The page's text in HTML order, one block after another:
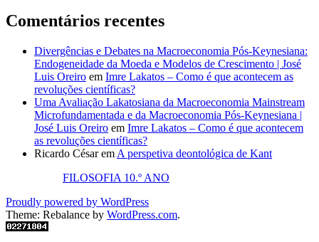
Comentários recentes
Divergências e Debates na Macroeconomia Pós-Keynesiana:
Endogeneidade da Moeda e Modelos de Crescimento | José
Luis Oreiro em Imre Lakatos – Como é que acontecem as
revoluções científicas?
Uma Avaliação Lakatosiana da Macroeconomia Mainstream
Microfundamentada e da Macroeconomia Pós-Keynesiana |
José Luis Oreiro em Imre Lakatos – Como é que acontecem
as revoluções científicas?
Ricardo Césarem A perspetiva deontológica de Kant
FILOSOFIA 10.º ANO
Proudly powered by WordPress
Theme: Rebalance by WordPress.com.